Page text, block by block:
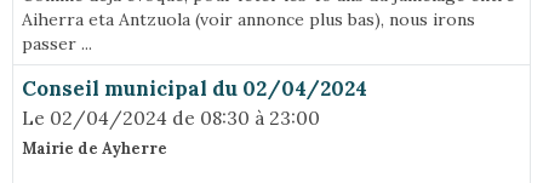
Aiherra eta Antzuola (voir annonce plus bas), nous irons
passer ...
Conseil municipal du 02/04/2024
Le 02/04/2024 de 08:30 à 23:00
Mairie de Ayherre